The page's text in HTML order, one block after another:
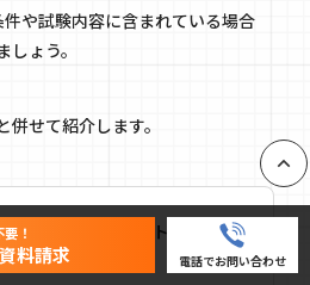
や試験内容に含まれている場合
ょう。
せて紹介します。
度の改善・定期テストで高得点
！
料請求 電話でお問い合わせ